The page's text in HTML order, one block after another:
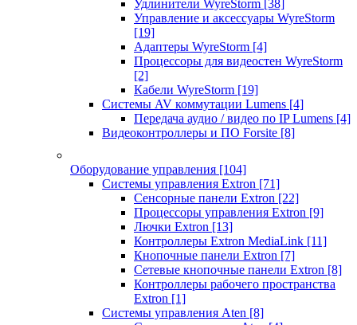
Удлинители WyreStorm [38]
Управление и аксессуары WyreStorm
[19]
Адаптеры WyreStorm [4]
Процессоры для видеостен WyreStorm
[2]
Кабели WyreStorm [19]
Системы AV коммутации Lumens [4]
Передача аудио / видео по IP Lumens [4]
Видеоконтроллеры и ПО Forsite [8]
Оборудование управления [104]
Системы управления Extron [71]
Сенсорные панели Extron [22]
Процессоры управления Extron [9]
Лючки Extron [13]
Контроллеры Extron MediaLink [11]
Кнопочные панели Extron [7]
Сетевые кнопочные панели Extron [8]
Контроллеры рабочего пространства
Extron [1]
Системы управления Aten [8]